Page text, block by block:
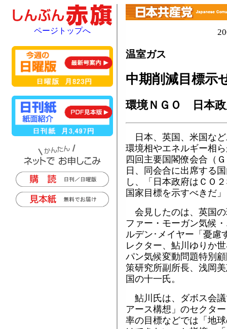
温室ガス
中期削減目標示
環境ＮＧＯ 日本政
日本、英国、米国な
環境相やエネルギー相
四回主要国閣僚会合（
日、同会合に出席する
し、「日本政府はＣＯ
国家目標を示すべきだ
会見したのは、英国
ファー・モーガン気候
ルデン･メイヤー「憂慮
レクター、鮎川ゆりか
パン気候変動問題特別
策研究所副所長、浅岡
国の十一氏。
鮎川氏は、ダボス会
アース構想」のセクタ
率の目標などでは「地
ページトップへ